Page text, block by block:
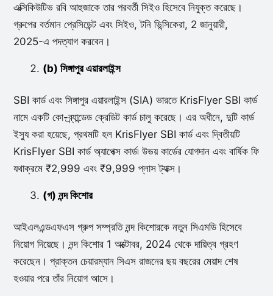
এক্সিকিউটিভ রবি আহুজাকে তার পরবর্তী সিইও হিসেবে নিযুক্ত করেছে।
গ্রুপের বর্তমান প্রেসিডেন্ট এবং সিইও, টনি ভিন্সিকেরা, 2 জানুয়ারী,
2025-এ পদত্যাগ করবেন।
(b) সিঙ্গাপুর এয়ারলাইন্স
SBI কার্ড এবং সিঙ্গাপুর এয়ারলাইন্স (SIA) ভারতে KrisFlyer SBI কার্ড
নামে একটি কো-ব্র্যান্ডেড ক্রেডিট কার্ড চালু করেছে। এর অধীনে, দুটি কার্ড
ইস্যু করা হয়েছে, প্রথমটি হল KrisFlyer SBI কার্ড এবং দ্বিতীয়টি
KrisFlyer SBI কার্ড অ্যাপেক্স কার্ড৷ উভয় কার্ডের যোগদান এবং বার্ষিক ফি
যথাক্রমে ₹2,999 এবং ₹9,999 প্লাস ট্যাক্স।
(গ) নন্দ কিশোর
আইএলএন্ডএফএস গ্রুপ সম্প্রতি নন্দ কিশোরকে নতুন সিএমডি হিসেবে
নিয়োগ দিয়েছে। নন্দ কিশোর 1 অক্টোবর, 2024 থেকে দায়িত্ব গ্রহণ
করেছেন। প্রাক্তন চেয়ারম্যান সিএস রাজনের ছয় বছরের মেয়াদ শেষ
হওয়ার পরে তাঁর নিয়োগ আসে।